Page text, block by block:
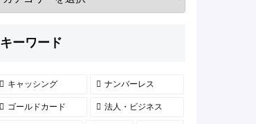
キーワード
キャッシング ナンバーレス
ゴールドカード 法人・ビジネス